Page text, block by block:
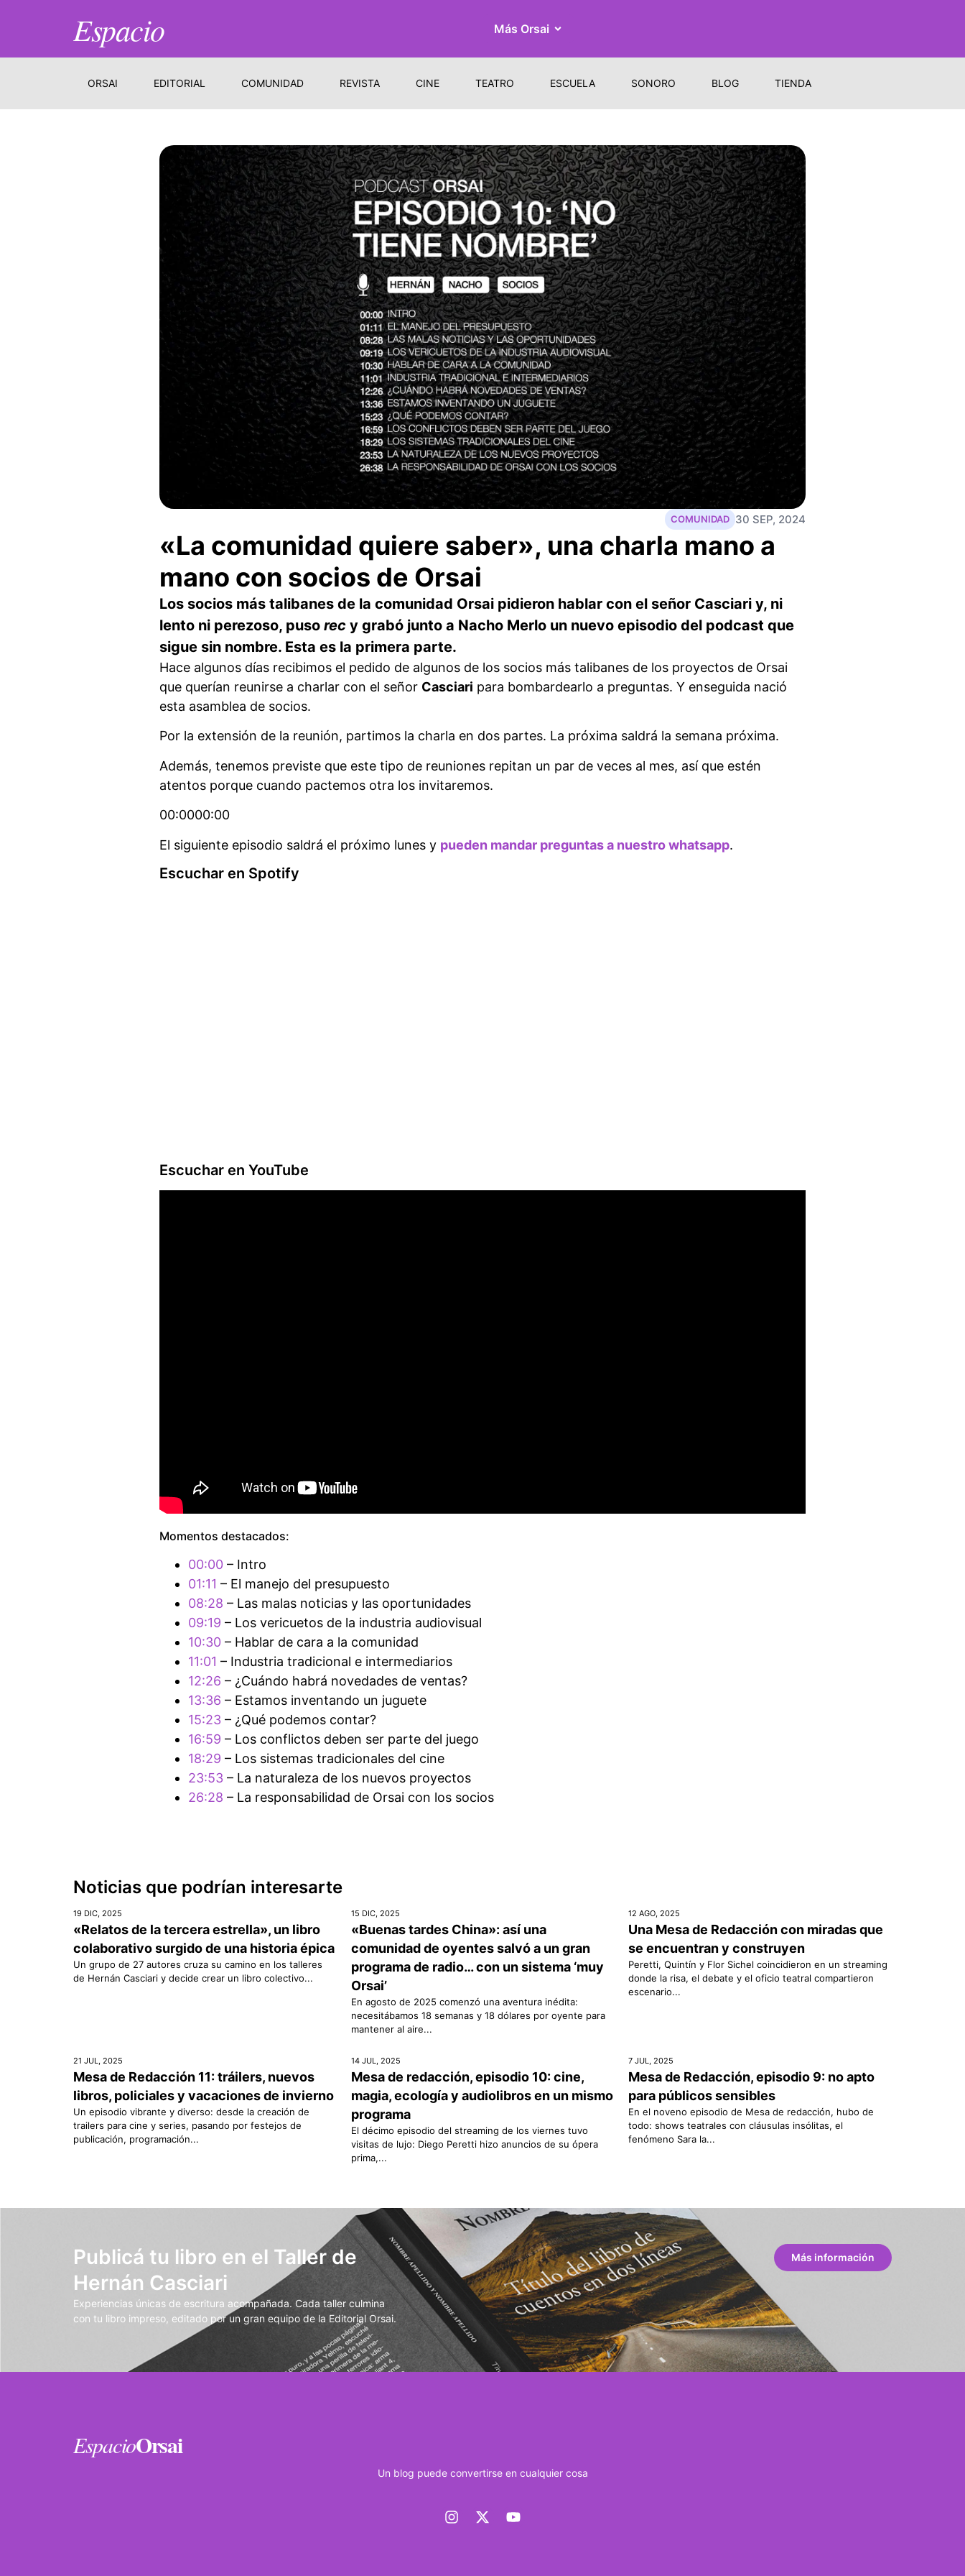
Espacio Más Orsai
ORSAI EDITORIAL COMUNIDAD REVISTA CINE TEATRO ESCUELA SONORO BLOG TIENDA
30 SEP, 2024
COMUNIDAD
«La comunidad quiere saber», una charla mano a
mano con socios de Orsai
Los socios más talibanes de la comunidad Orsai pidieron hablar con el señor Casciari y, ni
lento ni perezoso, puso rec y grabó junto a Nacho Merlo un nuevo episodio del podcast que
sigue sin nombre. Esta es la primera parte.
Hace algunos días recibimos el pedido de algunos de los socios más talibanes de los proyectos de Orsai
que querían reunirse a charlar con el señor Casciari para bombardearlo a preguntas. Y enseguida nació
esta asamblea de socios.
Por la extensión de la reunión, partimos la charla en dos partes. La próxima saldrá la semana próxima.
Además, tenemos previste que este tipo de reuniones repitan un par de veces al mes, así que estén
atentos porque cuando pactemos otra los invitaremos.
00:0000:00
El siguiente episodio saldrá el próximo lunes y pueden mandar preguntas a nuestro whatsapp.
Escuchar en Spotify
Escuchar en YouTube
Momentos destacados:
00:00 – Intro
01:11 – El manejo del presupuesto
08:28 – Las malas noticias y las oportunidades
09:19 – Los vericuetos de la industria audiovisual
10:30 – Hablar de cara a la comunidad
11:01 – Industria tradicional e intermediarios
12:26 – ¿Cuándo habrá novedades de ventas?
13:36 – Estamos inventando un juguete
15:23 – ¿Qué podemos contar?
16:59 – Los conflictos deben ser parte del juego
18:29 – Los sistemas tradicionales del cine
23:53 – La naturaleza de los nuevos proyectos
26:28 – La responsabilidad de Orsai con los socios
Noticias que podrían interesarte
19 DIC, 2025
«Relatos de la tercera estrella», un libro
colaborativo surgido de una historia épica
Un grupo de 27 autores cruza su camino en los talleres
de Hernán Casciari y decide crear un libro colectivo...
15 DIC, 2025
«Buenas tardes China»: así una
comunidad de oyentes salvó a un gran
programa de radio… con un sistema ‘muy
Orsai’
En agosto de 2025 comenzó una aventura inédita:
necesitábamos 18 semanas y 18 dólares por oyente para
mantener al aire...
12 AGO, 2025
Una Mesa de Redacción con miradas que
se encuentran y construyen
Peretti, Quintín y Flor Sichel coincidieron en un streaming
donde la risa, el debate y el oficio teatral compartieron
escenario...
21 JUL, 2025
Mesa de Redacción 11: tráilers, nuevos
libros, policiales y vacaciones de invierno
Un episodio vibrante y diverso: desde la creación de
trailers para cine y series, pasando por festejos de
publicación, programación...
14 JUL, 2025
Mesa de redacción, episodio 10: cine,
magia, ecología y audiolibros en un mismo
programa
El décimo episodio del streaming de los viernes tuvo
visitas de lujo: Diego Peretti hizo anuncios de su ópera
prima,...
7 JUL, 2025
Mesa de Redacción, episodio 9: no apto
para públicos sensibles
En el noveno episodio de Mesa de redacción, hubo de
todo: shows teatrales con cláusulas insólitas, el
fenómeno Sara la...
Publicá tu libro en el Taller de
Hernán Casciari
Experiencias únicas de escritura acompañada. Cada taller culmina
con tu libro impreso, editado por un gran equipo de la Editorial Orsai.
Más información
EspacioOrsai
Un blog puede convertirse en cualquier cosa